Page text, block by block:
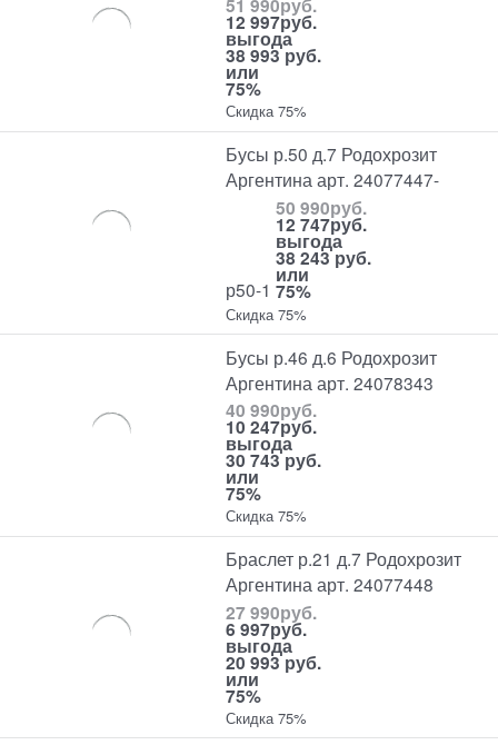
12 997руб.
выгода
38 993 руб.
или
75%
Скидка 75%
Бусы р.50 д.7 Родохрозит
Аргентина арт. 24077447-
р50-1
50 990руб.
12 747руб.
выгода
38 243 руб.
или
75%
Скидка 75%
Бусы р.46 д.6 Родохрозит
Аргентина арт. 24078343
40 990руб.
10 247руб.
выгода
30 743 руб.
или
75%
Скидка 75%
Браслет р.21 д.7 Родохрозит
Аргентина арт. 24077448
27 990руб.
6 997руб.
выгода
20 993 руб.
или
75%
Скидка 75%